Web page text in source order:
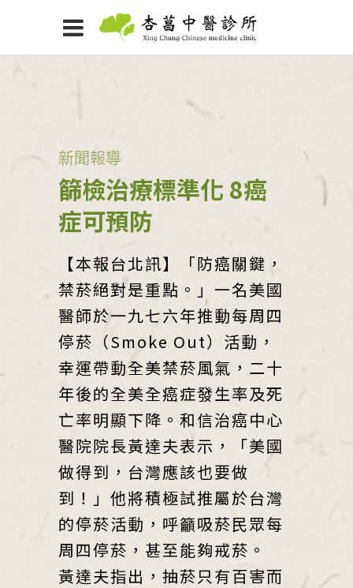
新聞報導
篩檢治療標準化 8癌
症可預防
【本報台北訊】「防癌關鍵，
禁菸絕對是重點。」一名美國
醫師於一九七六年推動每周四
停菸（Smoke Out）活動，
幸運帶動全美禁菸風氣，二十
年後的全美全癌症發生率及死
亡率明顯下降。和信治癌中心
醫院院長黃達夫表示，「美國
做得到，台灣應該也要做
到！」他將積極試推屬於台灣
的停菸活動，呼籲吸菸民眾每
周四停菸，甚至能夠戒菸。
黃達夫指出，抽菸只有百害而